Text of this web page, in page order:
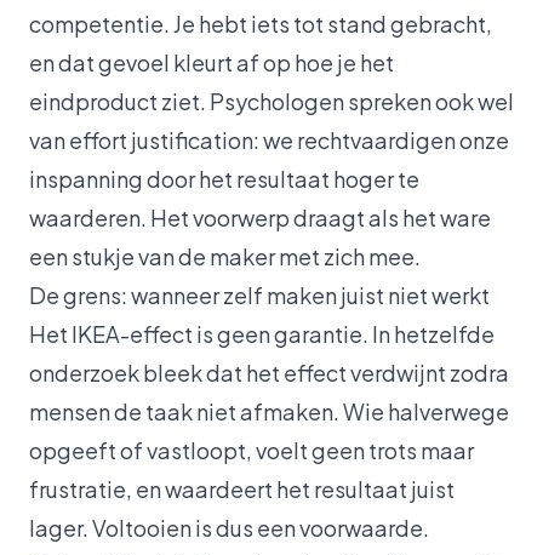
competentie. Je hebt iets tot stand gebracht,
en dat gevoel kleurt af op hoe je het
eindproduct ziet. Psychologen spreken ook wel
van effort justification: we rechtvaardigen onze
inspanning door het resultaat hoger te
waarderen. Het voorwerp draagt als het ware
een stukje van de maker met zich mee.
De grens: wanneer zelf maken juist niet werkt
Het IKEA-effect is geen garantie. In hetzelfde
onderzoek bleek dat het effect verdwijnt zodra
mensen de taak niet afmaken. Wie halverwege
opgeeft of vastloopt, voelt geen trots maar
frustratie, en waardeert het resultaat juist
lager. Voltooien is dus een voorwaarde.